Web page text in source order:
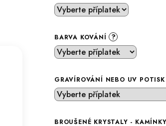
BARVA KOVÁNÍ ?
GRAVÍROVÁNÍ NEBO UV POTISK
BROUŠENÉ KRYSTALY -